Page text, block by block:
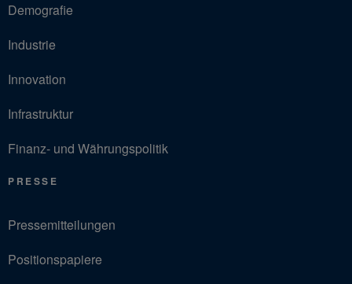
Demografie
Industrie
Innovation
Infrastruktur
Finanz- und Währungspolitik
PRESSE
Pressemitteilungen
Positionspapiere